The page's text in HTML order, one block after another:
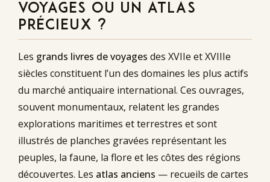
VOYAGES OU UN ATLAS
PRÉCIEUX ?
Les grands livres de voyages des XVIIe et XVIIIe
siècles constituent l’un des domaines les plus actifs
du marché antiquaire international. Ces ouvrages,
souvent monumentaux, relatent les grandes
explorations maritimes et terrestres et sont
illustrés de planches gravées représentant les
peuples, la faune, la flore et les côtes des régions
découvertes. Les atlas anciens — recueils de cartes